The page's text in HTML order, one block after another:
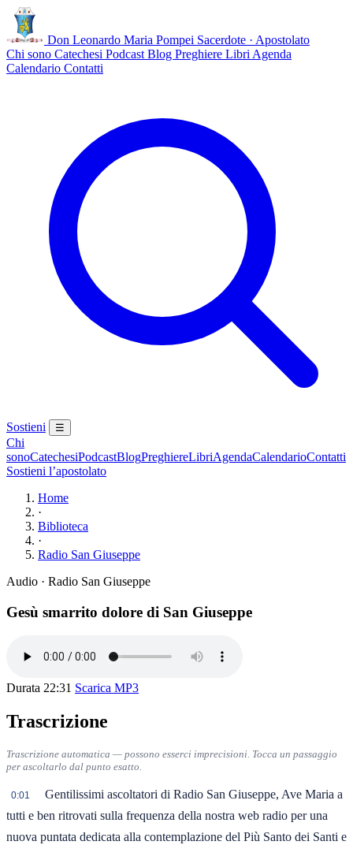
Don Leonardo Maria Pompei Sacerdote · Apostolato
Chi sono Catechesi Podcast Blog Preghiere Libri Agenda
Calendario Contatti
Sostieni ☰
Chi
sonoCatechesiPodcastBlogPreghiereLibriAgendaCalendarioContatti
Sostieni l’apostolato
Home
·
Biblioteca
·
Radio San Giuseppe
Audio · Radio San Giuseppe
Gesù smarrito dolore di San Giuseppe
Durata 22:31 Scarica MP3
Trascrizione
Trascrizione automatica — possono esserci imprecisioni. Tocca un passaggio
per ascoltarlo dal punto esatto.
0:01
Gentilissimi ascoltatori di Radio San Giuseppe, Ave Maria a
tutti e ben ritrovati sulla frequenza della nostra web radio per una
nuova puntata dedicata alla contemplazione del Più Santo dei Santi e